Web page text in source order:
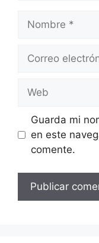
Nombre
Correo
Web
Guarda mi
en este
comente.